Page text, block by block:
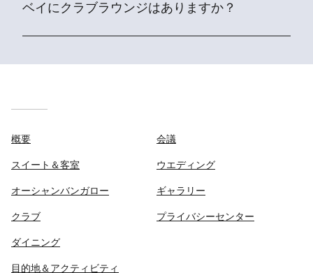
ベイにクラブラウンジはありますか？
概要
スイート＆客室
オーシャンバンガロー
クラブ
ダイニング
目的地＆アクティビティ
会議
ウエディング
ギャラリー
プライバシーセンター